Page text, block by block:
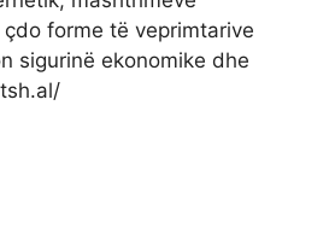
forme të veprimtarive
sigurinë ekonomike dhe